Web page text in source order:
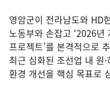
영암군이 전라남도와 HD
노동부와 손잡고 ‘2026년
프로젝트’를 본격적으로
최근 심화된 조선업 내 원
환경 개선을 핵심 목표로